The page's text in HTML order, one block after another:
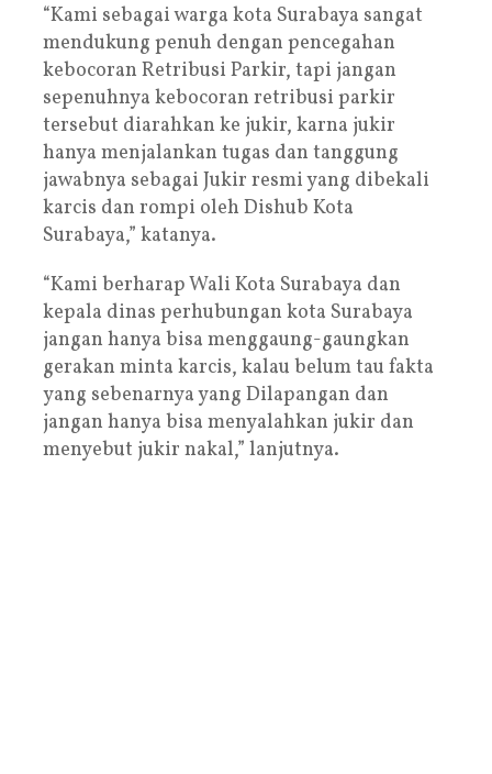
“Kami sebagai warga kota Surabaya sangat
mendukung penuh dengan pencegahan
kebocoran Retribusi Parkir, tapi jangan
sepenuhnya kebocoran retribusi parkir
tersebut diarahkan ke jukir, karna jukir
hanya menjalankan tugas dan tanggung
jawabnya sebagai Jukir resmi yang dibekali
karcis dan rompi oleh Dishub Kota
Surabaya,” katanya.
“Kami berharap Wali Kota Surabaya dan
kepala dinas perhubungan kota Surabaya
jangan hanya bisa menggaung-gaungkan
gerakan minta karcis, kalau belum tau fakta
yang sebenarnya yang Dilapangan dan
jangan hanya bisa menyalahkan jukir dan
menyebut jukir nakal,” lanjutnya.